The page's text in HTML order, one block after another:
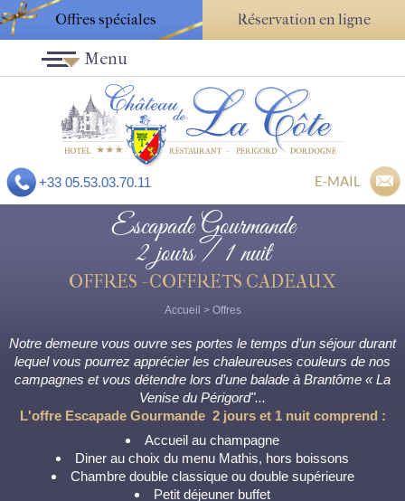
Offres spéciales Réservation en ligne
+33 05.53.03.70.11 E-MAIL
Menu
Escapade Gourmande
2 jours / 1 nuit
OFFRES - COFFRETS CADEAUX
Accueil > Offres
Notre demeure vous ouvre ses portes le temps d’un séjour durant
lequel vous pourrez apprécier les chaleureuses couleurs de nos
campagnes et vous détendre lors d’une balade à Brantôme « La
Venise du Périgord"...
L'offre Escapade Gourmande 2 jours et 1 nuit comprend :
Accueil au champagne
Diner au choix du menu Mathis, hors boissons
Chambre double classique ou double supérieure
Petit déjeuner buffet